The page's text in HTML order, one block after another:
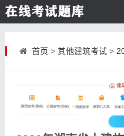
首页 > 其他建筑考试>